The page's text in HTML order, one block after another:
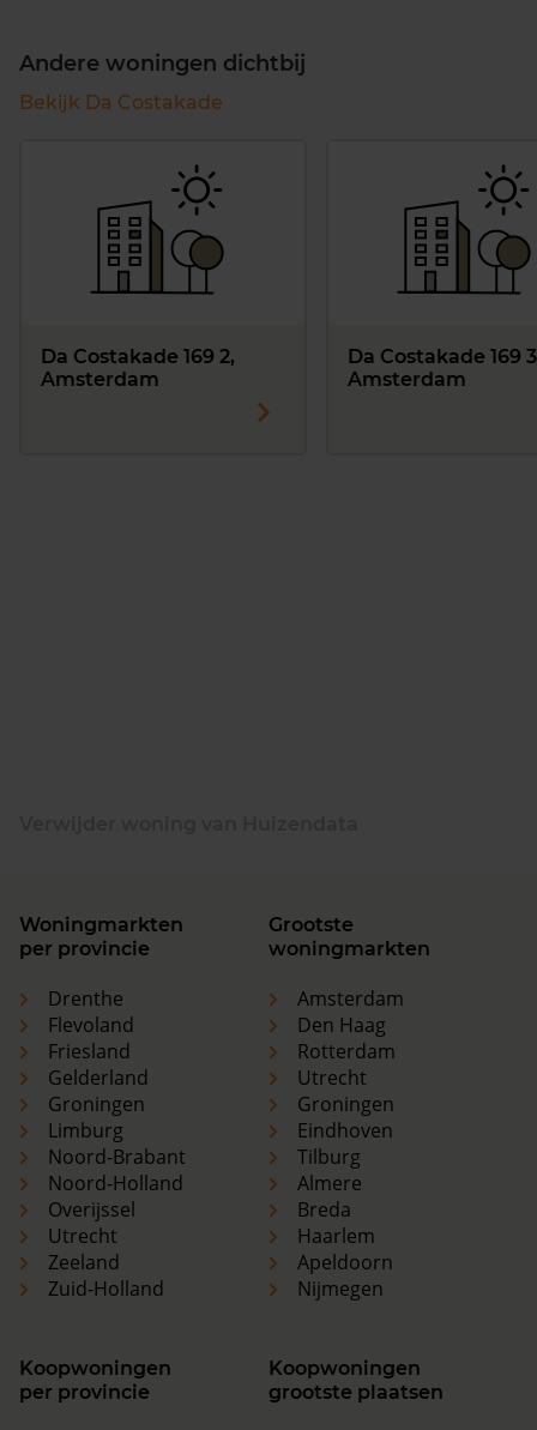
Andere woningen dichtbij
Bekijk Da Costakade
Da Costakade 169 2,
Amsterdam
Da Costakade 169
Amsterdam
Woningmarkten
per provincie
Drenthe
Flevoland
Friesland
Gelderland
Groningen
Limburg
Noord-Brabant
Noord-Holland
Overijssel
Utrecht
Zeeland
Zuid-Holland
Grootste
woningmarkten
Amsterdam
Den Haag
Rotterdam
Utrecht
Groningen
Eindhoven
Tilburg
Almere
Breda
Haarlem
Apeldoorn
Nijmegen
Koopwoningen
per provincie
Koopwoningen
grootste plaatsen